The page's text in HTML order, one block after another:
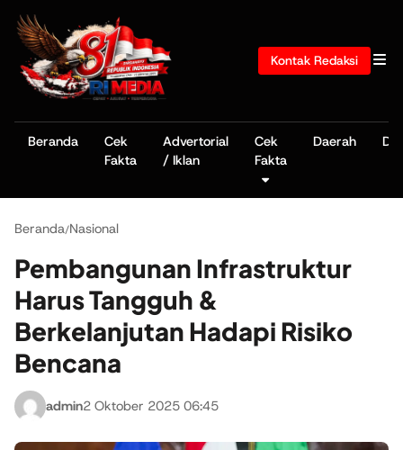
Kontak Redaksi
Beranda
Cek
Fakta
Advertorial
/ Iklan
Cek
Fakta
Daerah
Beranda/Nasional
Pembangunan Infrastruktur
Harus Tangguh &
Berkelanjutan Hadapi Risiko
Bencana
admin2 Oktober 2025 06:45